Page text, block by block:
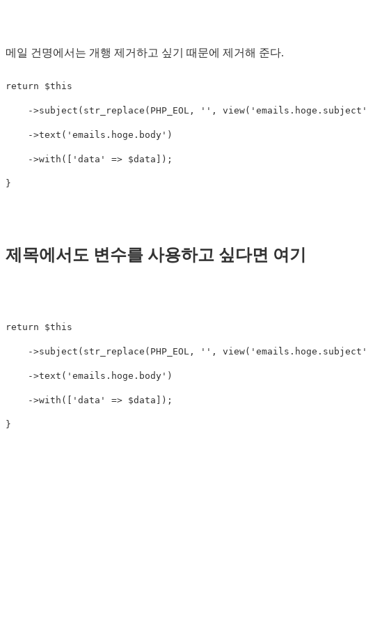
메일 건명에서는 개행 제거하고 싶기 때문에 제거해 준다.
return $this
->subject ( str_replace ( PHP_EOL , '' , view( 'emails.hoge.subject'
->text ( 'emails.hoge.body' )
->with ([ 'data' => $data ]);
}
제목에서도 변수를 사용하고 싶다면 여기
return $this
->subject ( str_replace ( PHP_EOL , '' , view( 'emails.hoge.subject'
->text ( 'emails.hoge.body' )
->with ([ 'data' => $data ]);
}